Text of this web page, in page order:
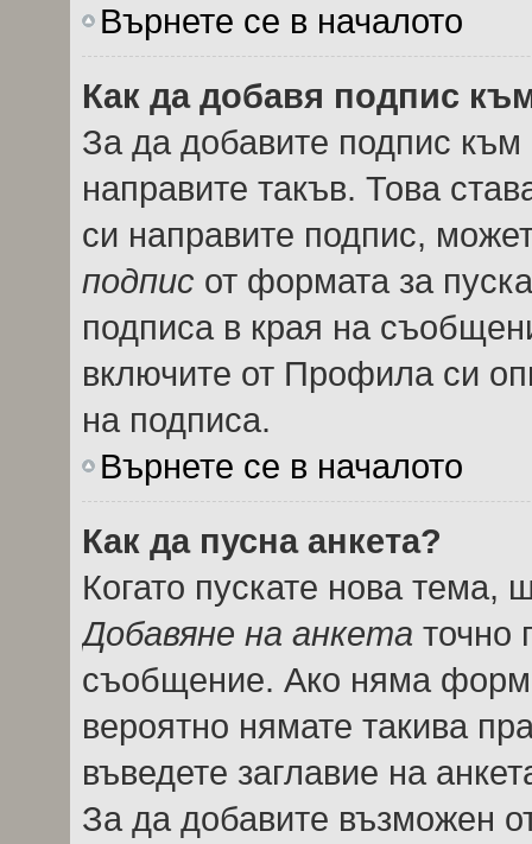
Върнете се в началото
Как да добавя подпис
За да добавите подпис
направите такъв. Това
си направите подпис,
подпис от формата за
подписа в края на
включите от Профила си
на подписа.
Върнете се в началото
Как да пусна анкета?
Когато пускате нова
Добавяне на анкета точно
съобщение. Ако няма
вероятно нямате такива
въведете заглавие на
За да добавите възможен